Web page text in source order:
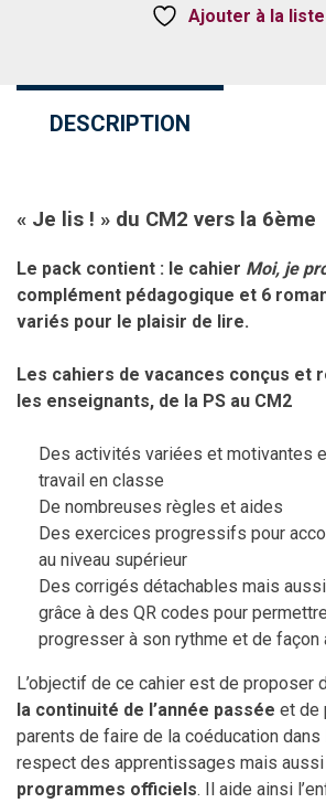
Ajouter à la liste
DESCRIPTION
« Je lis ! » du CM2 vers la 6ème
Le pack contient : le cahier Moi, je
complément pédagogique et 6
variés pour le plaisir de lire.
Les cahiers de vacances conçus et
les enseignants, de la PS au CM2
Des activités variées et motivantes
travail en classe
De nombreuses règles et aides
Des exercices progressifs pour
au niveau supérieur
Des corrigés détachables mais
grâce à des QR codes pour
progresser à son rythme et de façon
L’objectif de ce cahier est de proposer
la continuité de l’année passée et de
parents de faire de la coéducation dans
respect des apprentissages mais aussi
programmes officiels. Il aide ainsi